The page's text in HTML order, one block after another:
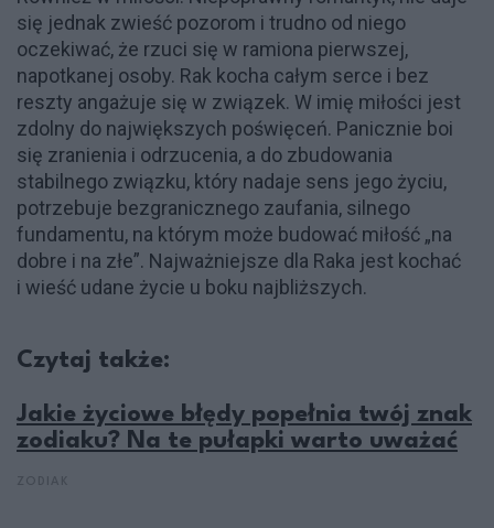
się jednak zwieść pozorom i trudno od niego
oczekiwać, że rzuci się w ramiona pierwszej,
napotkanej osoby. Rak kocha całym serce i bez
reszty angażuje się w związek. W imię miłości jest
zdolny do największych poświęceń. Panicznie boi
się zranienia i odrzucenia, a do zbudowania
stabilnego związku, który nadaje sens jego życiu,
potrzebuje bezgranicznego zaufania, silnego
fundamentu, na którym może budować miłość „na
dobre i na złe”. Najważniejsze dla Raka jest kochać
i wieść udane życie u boku najbliższych.
Czytaj także:
Jakie życiowe błędy popełnia twój znak
zodiaku? Na te pułapki warto uważać